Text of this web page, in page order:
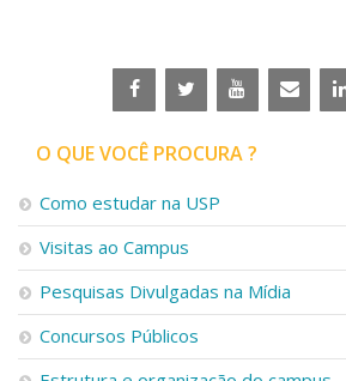
Linhas de Pesquisa
Centros, Núcleos e Projetos em Rede
Iniciação Científica
Empresas Juniores
Extensão à Comunidade
Projetos, Programas e Cursos
Artes, Cultura e Esportes
Museus e Espaços Interativos
Serviços
O QUE VOCÊ PROCURA ?
Como estudar na USP
Visitas ao Campus
Pesquisas Divulgadas na Mídia
Concursos Públicos